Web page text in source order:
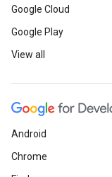
Google Cloud
Google Play
View all
Android
Chrome